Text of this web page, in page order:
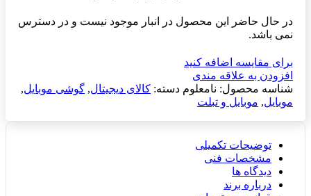
در حال حاضر این محصول در انبار موجود نیست و در دسترس
نمی باشد.
برای مقایسه اضافه کنید
افزودن به علاقه مندی
شناسه محصول: نامعلوم دسته: کالای دیجیتال, گوشی موبایل,
موبایل, موبایل و تبلت
توضیحات تکمیلی
مشخصات فنی
دیدگاه ها
درباره برند